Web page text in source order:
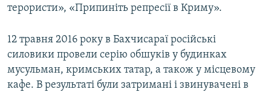
терористи», «Припиніть репресії в Криму».
12 травня 2016 року в Бахчисараї російські
силовики провели серію обшуків у будинках
мусульман, кримських татар, а також у місцевому
кафе. В результаті були затримані і звинувачені в